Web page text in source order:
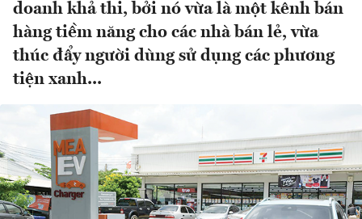
doanh khả thi, bởi nó vừa là một kênh bán
hàng tiềm năng cho các nhà bán lẻ, vừa
thúc đẩy người dùng sử dụng các phương
tiện xanh...